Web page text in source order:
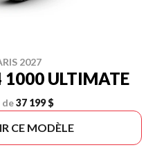
2027
1000 ULTIMATE
37 199 $
CE MODÈLE